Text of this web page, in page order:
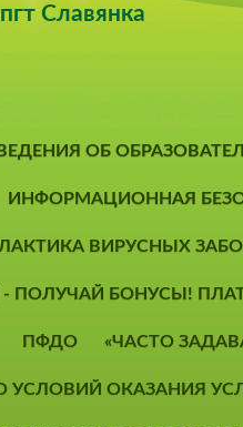
Славянка
ОБ
ИНФОРМАЦИОННАЯ
ВИРУСНЫХ
- ПОЛУЧАЙ БОНУСЫ!
ПФДО «ЧАСТО
УСЛОВИЙ ОКАЗАНИЯ